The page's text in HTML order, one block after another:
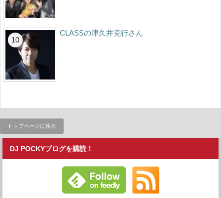
CLASSの津久井克行さん
トップページに戻る
DJ POCKYブログを購読！